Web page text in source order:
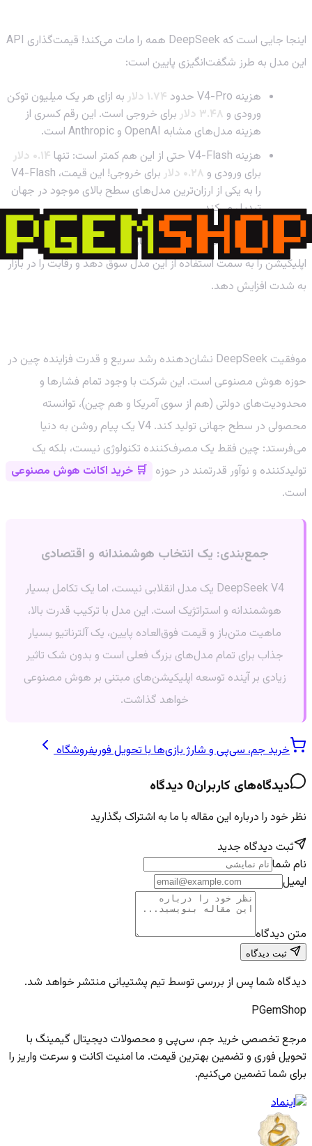
اینجا جایی است که DeepSeek همه را مات می‌کند! قیمت‌گذاری API
این مدل به طرز شگفت‌انگیزی پایین است:
هزینه V4-Pro حدود
۱.۷۴ دلار
به ازای هر یک میلیون توکن
ورودی و ۳.۴۸ دلار
برای خروجی است. این رقم کسری از
هزینه مدل‌های مشابه OpenAI و Anthropic است.
هزینه V4-Flash حتی از این هم کمتر است: تنها
۰.۱۴ دلار
برای ورودی و ۰.۲۸ دلار
برای خروجی! این قیمت، V4-Flash
را به یکی از ارزان‌ترین مدل‌های سطح بالای موجود در جهان
تبدیل می‌کند.
این استراتژی قیمت‌گذاری می‌تواند بسیاری از توسعه‌دهندگان
اپلیکیشن را به سمت استفاده از این مدل سوق دهد و رقابت را در بازار
به شدت افزایش دهد.
موفقیت DeepSeek نشان‌دهنده رشد سریع و قدرت فزاینده چین در
حوزه هوش مصنوعی است. این شرکت با وجود تمام فشارها و
محدودیت‌های دولتی (هم از سوی آمریکا و هم چین)، توانسته
محصولی در سطح جهانی تولید کند. V4 یک پیام روشن به دنیا
می‌فرستد: چین فقط یک مصرف‌کننده تکنولوژی نیست، بلکه یک
تولیدکننده و نوآور قدرتمند در حوزه 🛒 خرید اکانت هوش مصنوعی
است.
جمع‌بندی: یک انتخاب هوشمندانه و اقتصادی
DeepSeek V4 یک مدل انقلابی نیست، اما یک تکامل بسیار
هوشمندانه و استراتژیک است. این مدل با ترکیب قدرت بالا،
ماهیت متن‌باز و قیمت فوق‌العاده پایین، یک آلترناتیو بسیار
جذاب برای تمام مدل‌های بزرگ فعلی است و بدون شک تاثیر
زیادی بر آینده توسعه اپلیکیشن‌های مبتنی بر هوش مصنوعی
خواهد گذاشت.
خرید جم، سی‌پی و شارژ بازی‌ها با تحویل فوریفروشگاه
دیدگاه‌های کاربران0 دیدگاه
نظر خود را درباره این مقاله با ما به اشتراک بگذارید
ثبت دیدگاه جدید
نام شما
ایمیل
متن دیدگاه
ثبت دیدگاه
دیدگاه شما پس از بررسی توسط تیم پشتیبانی منتشر خواهد شد.
PGemShop
مرجع تخصصی خرید جم، سی‌پی و محصولات دیجیتال گیمینگ با
تحویل فوری و تضمین بهترین قیمت. ما امنیت اکانت و سرعت واریز را
برای شما تضمین می‌کنیم.